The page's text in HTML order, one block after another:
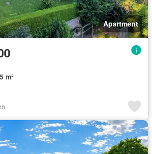
Apartment
m²